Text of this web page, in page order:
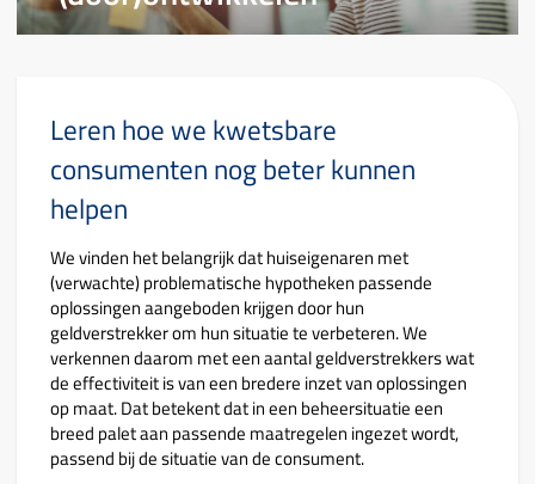
Leren hoe we kwetsbare
consumenten nog beter kunnen
helpen
We vinden het belangrijk dat huiseigenaren met
(verwachte) problematische hypotheken passende
oplossingen aangeboden krijgen door hun
geldverstrekker om hun situatie te verbeteren.We
verkennendaarom met een aantal geldverstrekkers wat
de effectiviteit is van een bredere inzet van oplossingen
op maat.Dat betekent dat in een beheersituatieeen
breed palet aan passende maatregelen ingezet wordt,
passend bij de situatie van de consument.